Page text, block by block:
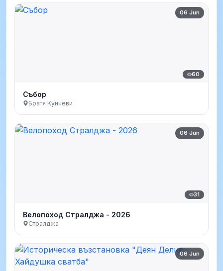
06 Jun
60
Събор
Братя Кунчеви
06 Jun
31
Велопоход Стралджа - 2026
Стралджа
06 Jun